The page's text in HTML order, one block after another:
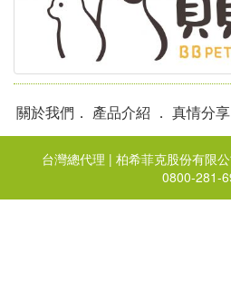
關於我們 ． 產品介紹 ． 真情分享
台灣總代理 | 柏希菲克股份有限
0800-281-